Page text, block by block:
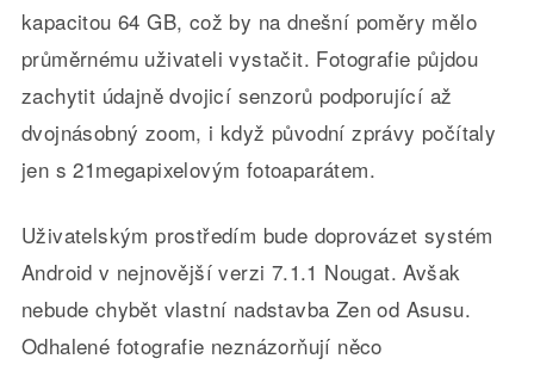
kapacitou 64 GB, což by na dnešní poměry mělo
průměrnému uživateli vystačit. Fotografie půjdou
zachytit údajně dvojicí senzorů podporující až
dvojnásobný zoom, i když původní zprávy počítaly
jen s 21megapixelovým fotoaparátem.
Uživatelským prostředím bude doprovázet systém
Android v nejnovější verzi 7.1.1 Nougat. Avšak
nebude chybět vlastní nadstavba Zen od Asusu.
Odhalené fotografie neznázorňují něco